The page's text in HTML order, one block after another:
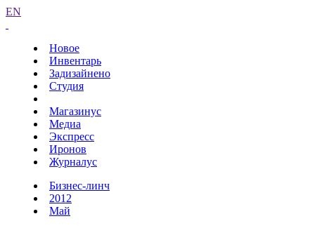
EN
Новое
Инвентарь
Задизайнено
Студия
Магазинус
Медиа
Экспресс
Иронов
Журналус
Бизнес-линч
2012
Май